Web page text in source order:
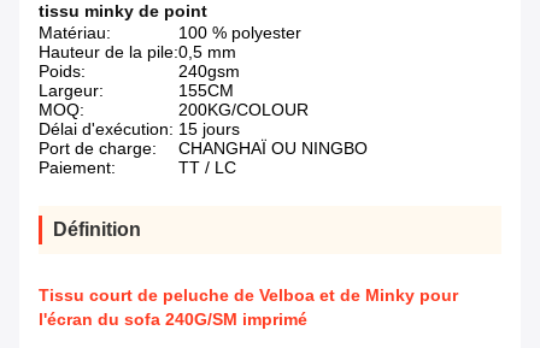
tissu minky de point
Matériau:
100 % polyester
Hauteur de la pile:0,5 mm
Poids:
240gsm
Largeur:
155CM
MOQ:
200KG/COLOUR
Délai d'exécution: 15 jours
Port de charge:
CHANGHAÏ OU NINGBO
Paiement:
TT / LC
Définition
Tissu court de peluche de Velboa et de Minky pour
l'écran du sofa 240G/SM imprimé